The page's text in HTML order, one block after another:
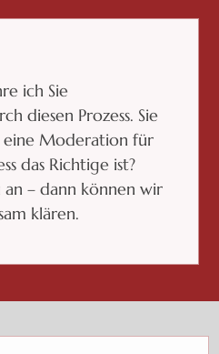
ich Sie
diesen Prozess. Sie
eine Moderation für
das Richtige ist?
an – dann können wir
klären.